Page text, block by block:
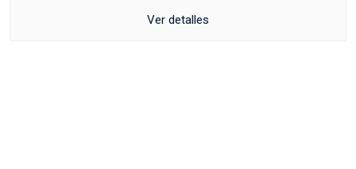
Ver detalles